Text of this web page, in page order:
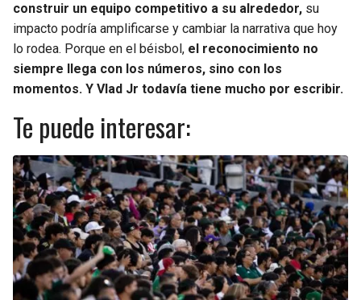
construir un equipo competitivo a su alrededor, su
impacto podría amplificarse y cambiar la narrativa que hoy
lo rodea. Porque en el béisbol, el reconocimiento no
siempre llega con los números, sino con los
momentos. Y Vlad Jr todavía tiene mucho por escribir.
Te puede interesar: